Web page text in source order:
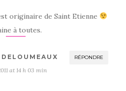
originaire de Saint Etienne
à toutes.
RÉPONDRE
at 14 h 03 min